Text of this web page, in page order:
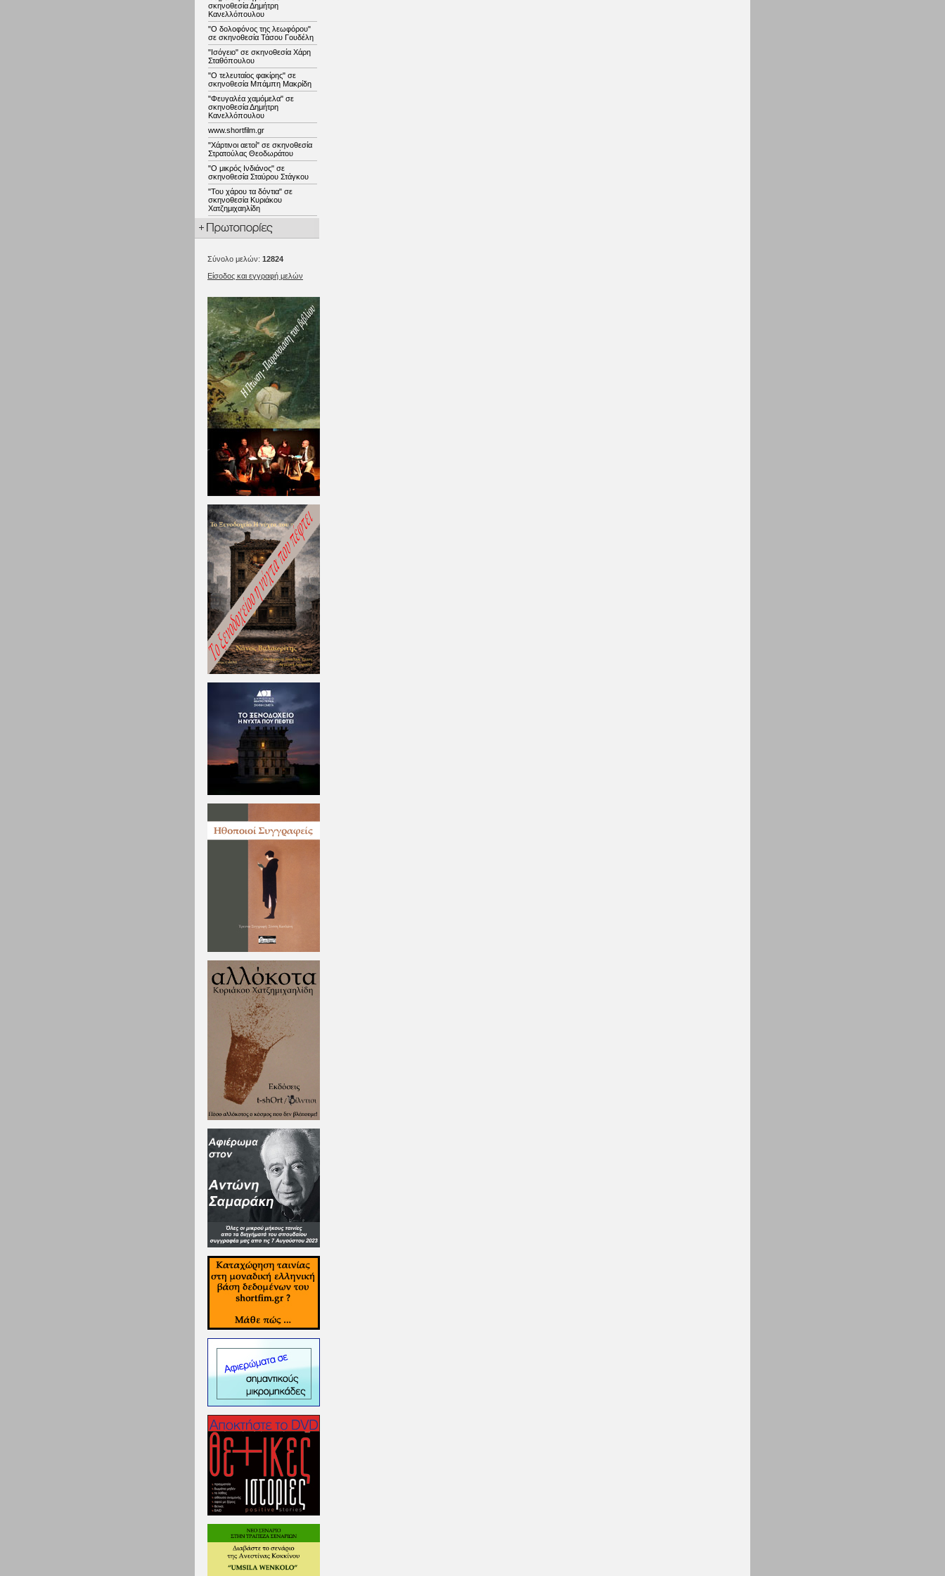
σκηνοθεσία Δημήτρη
Κανελλόπουλου
"Ο δολοφόνος της λεωφόρου"
σε σκηνοθεσία Τάσου Γουδέλη
"Ισόγειο" σε σκηνοθεσία Χάρη
Σταθόπουλου
"Ο τελευταίος φακίρης" σε
σκηνοθεσία Μπάμπη Μακρίδη
"Φευγαλέα χαμόμελα" σε
σκηνοθεσία Δημήτρη
Κανελλόπουλου
www.shortfilm.gr
"Χάρτινοι αετοί" σε σκηνοθεσία
Στρατούλας Θεοδωράτου
"Ο μικρός Ινδιάνος" σε
σκηνοθεσία Σταύρου Στάγκου
"Του χάρου τα δόντια" σε
σκηνοθεσία Κυριάκου
Χατζημιχαηλίδη
Σύνολο μελών: 12824
Είσοδος και εγγραφή μελών